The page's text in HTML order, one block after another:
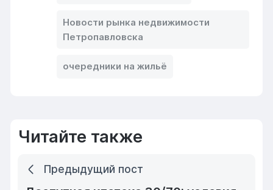
Новости рынка недвижимости
Петропавловска
очередники на жильё
Читайте также
Предыдущий пост